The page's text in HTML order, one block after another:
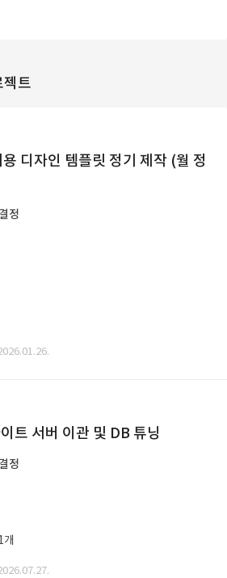
젝트
디자인 템플릿 정기 제작 (월 정
정
트 서버 이관 및 DB 튜닝
정
개